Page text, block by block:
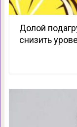
Долой
снизить